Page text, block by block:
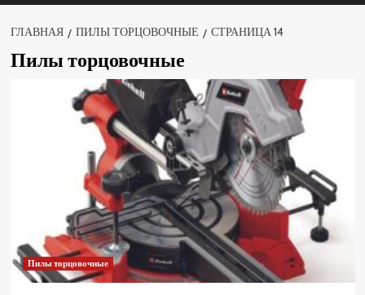
ГЛАВНАЯ ПИЛЫ ТОРЦОВОЧНЫЕ СТРАНИЦА 14
Пилы торцовочные
Пилы торцовочные